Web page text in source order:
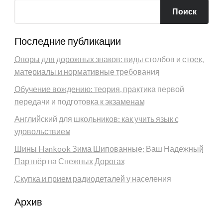
Поиск
Последние публикации
Опоры для дорожных знаков: виды столбов и стоек,
материалы и нормативные требования
Обучение вождению: теория, практика первой
передачи и подготовка к экзаменам
Английский для школьников: как учить язык с
удовольствием
Шины Hankook Зима Шипованные: Ваш Надежный
Партнёр на Снежных Дорогах
Скупка и прием радиодеталей у населения
Архив